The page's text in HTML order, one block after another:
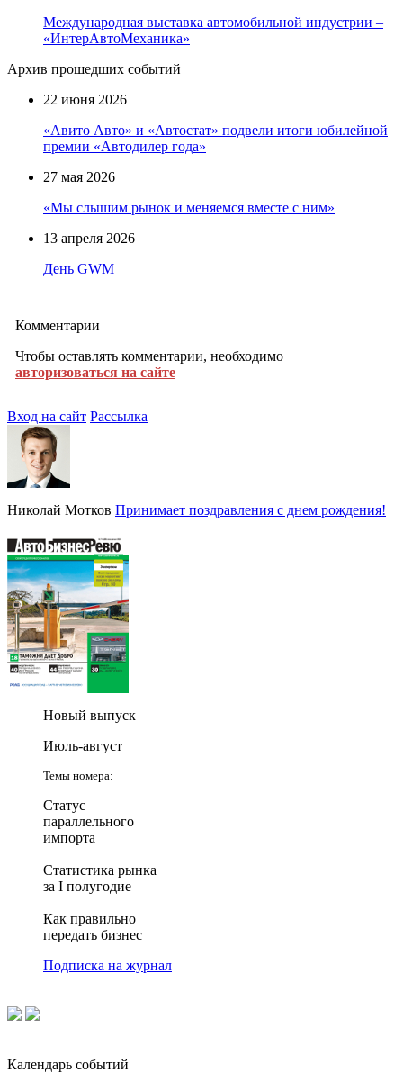
Международная выставка автомобильной индустрии –
«ИнтерАвтоМеханика»
Архив прошедших событий
22 июня 2026
«Авито Авто» и «Автостат» подвели итоги юбилейной
премии «Автодилер года»
27 мая 2026
«Мы слышим рынок и меняемся вместе с ним»
13 апреля 2026
День GWM
Комментарии
Чтобы оставлять комментарии, необходимо
авторизоваться на сайте
Вход на сайт Рассылка
Николай Мотков Принимает поздравления с днем рождения!
Новый выпуск
Июль-август
Темы номера:
Статус
параллельного
импорта
Статистика рынка
за I полугодие
Как правильно
передать бизнес
Подписка на журнал
Календарь событий